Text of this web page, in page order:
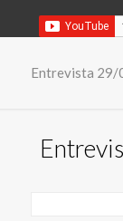
Entrevista 29/